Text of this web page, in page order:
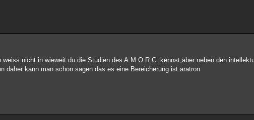
nicht in wieweit du die Studien des A.M.O.R.C. kennst,aber neben den
daher kann man schon sagen das es eine Bereicherung ist.aratron